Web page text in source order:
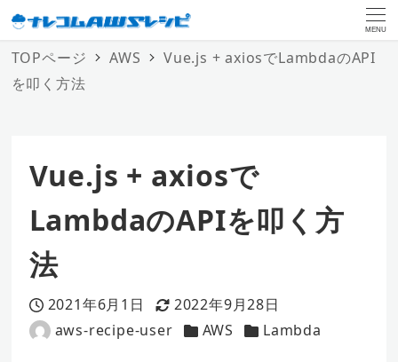
MENU
TOPページ AWS
Vue.js + axiosでLambdaのAPI
を叩く方法
Vue.js + axiosで
LambdaのAPIを叩く方
法
投稿日
2021年6月1日
更新日
2022年9月28日
著
aws-recipe-user
カテゴリー
AWS
カテゴリー
Lambda